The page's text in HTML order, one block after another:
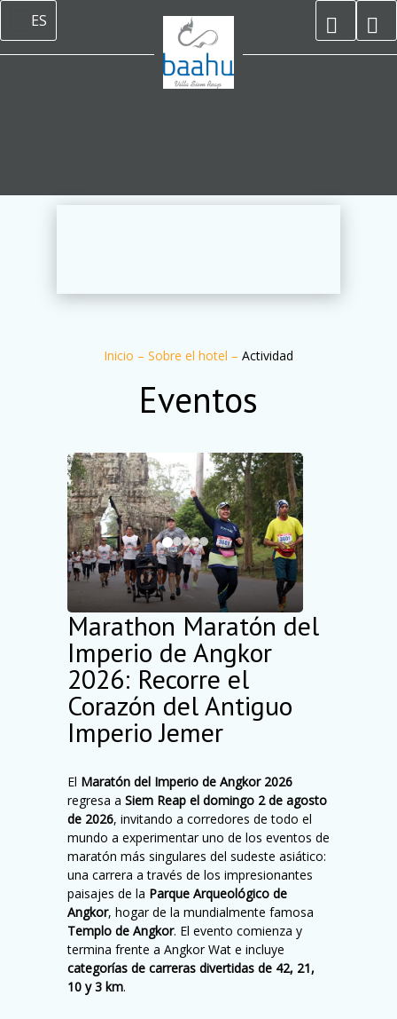
ES
Inicio – Sobre el hotel – Actividad
Eventos
Marathon Maratón del
Imperio de Angkor
2026: Recorre el
Corazón del Antiguo
Imperio Jemer
El Maratón del Imperio de Angkor 2026
regresa a Siem Reap el domingo 2 de agosto
de 2026, invitando a corredores de todo el
mundo a experimentar uno de los eventos de
maratón más singulares del sudeste asiático:
una carrera a través de los impresionantes
paisajes de la Parque Arqueológico de
Angkor, hogar de la mundialmente famosa
Templo de Angkor. El evento comienza y
termina frente a Angkor Wat e incluye
categorías de carreras divertidas de 42, 21,
10 y 3 km.